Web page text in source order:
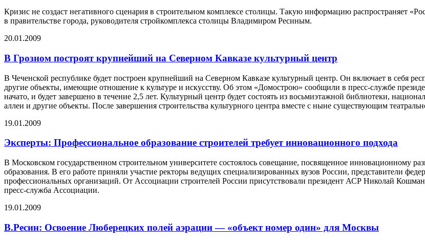
Кризис не создаст негативного сценария в строительном комплексе столицы. Такую информацию распространяет
в правительстве города, руководителя стройкомплекса столицы Владимиром Ресиным.
20.01.2009
В Грозном построят крупнейший на Северном Кавказе культурный центр
В Чеченской республике будет построен крупнейший на Северном Кавказе культурный центр. Он включает в себя
другие объекты, имеющие отношение к культуре и искусству. Об этом «Домострою» сообщили в пресс-службе
начато, и будет завершено в течение 2,5 лет. Культурный центр будет состоять из восьмиэтажной библиотеки,
аллеи и другие объекты. После завершения строительства культурного центра вместе с ныне существующим
19.01.2009
Эксперты: Профессиональное образование строителей требует инновационного подхода
В Московском государственном строительном университете состоялось совещание, посвященное инновационному
образования. В его работе приняли участие ректоры ведущих специализированных вузов России, представители
профессиональных организаций. От Ассоциации строителей России присутствовали президент АСР Николай
пресс-служба Ассоциации.
19.01.2009
В.Ресин: Освоение Люберецких полей аэрации — «объект номер один» для Москвы